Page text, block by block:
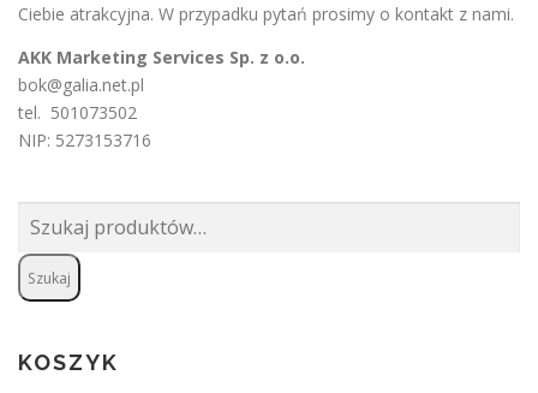
Ciebie atrakcyjna. W przypadku pytań prosimy o kontakt z nami.
AKK Marketing Services Sp. z o.o.
bok@galia.net.pl
tel. 501073502
NIP: 5273153716
Szukaj:
Szukaj
KOSZYK